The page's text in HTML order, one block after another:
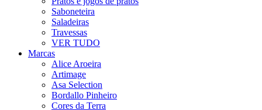
Saboneteira
Saladeiras
Travessas
VER TUDO
Marcas
Alice Aroeira
Artimage
Asa Selection
Bordallo Pinheiro
Cores da Terra